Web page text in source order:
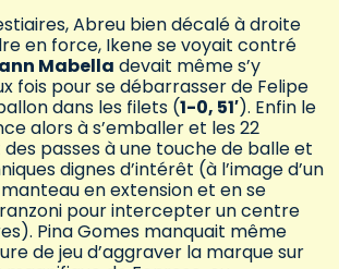
Abreu bien décalé à droite
en force, Ikene se voyait contré
Mabella devait même s’y
fois pour se débarrasser de Felipe
dans les filets (1-0, 51′). Enfin le
alors à s’emballer et les 22
passes à une touche de balle et
dignes d’intérêt (à l’image d’un
en extension et en se
pour intercepter un centre
Pina Gomes manquait même
de jeu d’aggraver la marque sur